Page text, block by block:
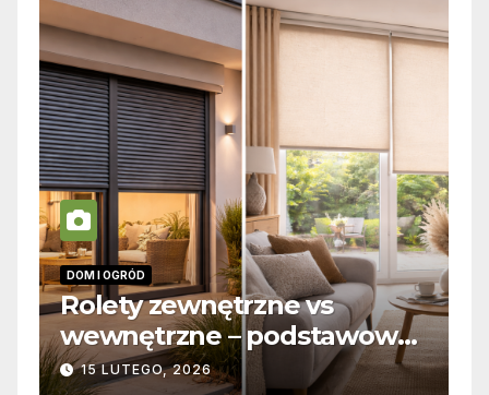
vs
i
INFORMACJE
Zabicie owada a
odpowiedzialność
jak wygląda to w
19 PAŹDZIERNIKA, 2025